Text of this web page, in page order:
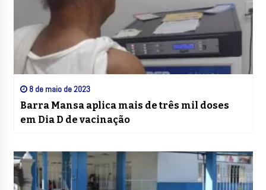
8 de maio de 2023
Barra Mansa aplica mais de três mil doses
em Dia D de vacinação